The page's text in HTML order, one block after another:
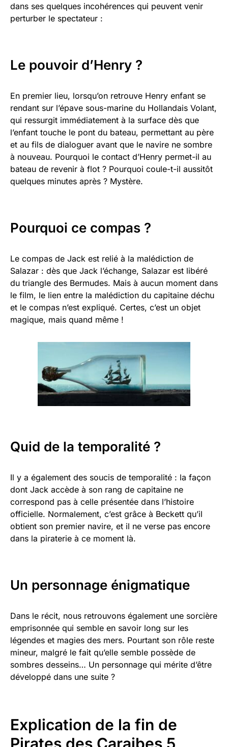
dans ses quelques incohérences qui peuvent venir
perturber le spectateur :
Le pouvoir d’Henry ?
En premier lieu, lorsqu’on retrouve Henry enfant se
rendant sur l’épave sous-marine du Hollandais Volant,
qui ressurgit immédiatement à la surface dès que
l’enfant touche le pont du bateau, permettant au père
et au fils de dialoguer avant que le navire ne sombre
à nouveau. Pourquoi le contact d’Henry permet-il au
bateau de revenir à flot ? Pourquoi coule-t-il aussitôt
quelques minutes après ? Mystère.
Pourquoi ce compas ?
Le compas de Jack est relié à la malédiction de
Salazar : dès que Jack l’échange, Salazar est libéré
du triangle des Bermudes. Mais à aucun moment dans
le film, le lien entre la malédiction du capitaine déchu
et le compas n’est expliqué. Certes, c’est un objet
magique, mais quand même !
Quid de la temporalité ?
Il y a également des soucis de temporalité : la façon
dont Jack accède à son rang de capitaine ne
correspond pas à celle présentée dans l’histoire
officielle. Normalement, c’est grâce à Beckett qu’il
obtient son premier navire, et il ne verse pas encore
dans la piraterie à ce moment là.
Un personnage énigmatique
Dans le récit, nous retrouvons également une sorcière
emprisonnée qui semble en savoir long sur les
légendes et magies des mers. Pourtant son rôle reste
mineur, malgré le fait qu’elle semble possède de
sombres desseins… Un personnage qui mérite d’être
développé dans une suite ?
Explication de la fin de
Pirates des Caraibes 5